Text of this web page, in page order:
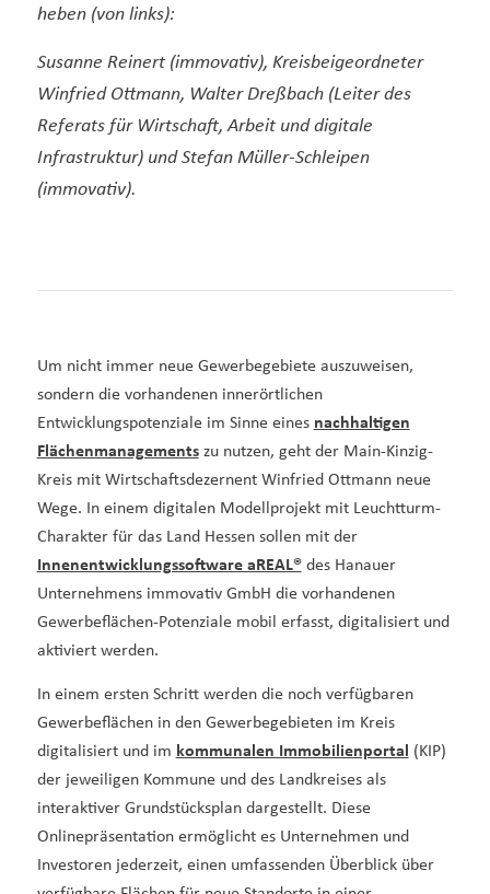
heben (von links):
Susanne Reinert (immovativ), Kreisbeigeordneter
Winfried Ottmann, Walter Dreßbach (Leiter des
Referats für Wirtschaft, Arbeit und digitale
Infrastruktur) und Stefan Müller-Schleipen
(immovativ).
Um nicht immer neue Gewerbegebiete auszuweisen,
sondern die vorhandenen innerörtlichen
Entwicklungspotenziale im Sinne eines nachhaltigen
Flächenmanagementszu nutzen, geht der Main-Kinzig-
Kreis mit Wirtschaftsdezernent Winfried Ottmann neue
Wege. In einem digitalen Modellprojekt mit Leuchtturm-
Charakter für das Land Hessen sollen mit der
Innenentwicklungssoftware aREAL®des Hanauer
Unternehmens immovativ GmbH die vorhandenen
Gewerbeflächen-Potenziale mobil erfasst, digitalisiert und
aktiviert werden.
In einem ersten Schritt werden die noch verfügbaren
Gewerbeflächen in den Gewerbegebieten im Kreis
digitalisiert und im kommunalen Immobilienportal
(KIP)
der jeweiligen Kommune und des Landkreises als
interaktiver Grundstücksplan dargestellt. Diese
Onlinepräsentation ermöglicht es Unternehmen und
Investoren jederzeit, einen umfassenden Überblick über